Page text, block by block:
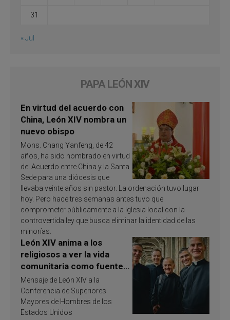
31
« Jul
PAPA LEÓN XIV
En virtud del acuerdo con
China, León XIV nombra un
nuevo obispo
Mons. Chang Yanfeng, de 42
años, ha sido nombrado en virtud
del Acuerdo entre China y la Santa
Sede para una diócesis que
llevaba veinte años sin pastor. La ordenación tuvo lugar
hoy. Pero hace tres semanas antes tuvo que
comprometer públicamente a la Iglesia local con la
controvertida ley que busca eliminar la identidad de las
minorías.
León XIV anima a los
religiosos a ver la vida
comunitaria como fuente
de inspiración y
santificación
Mensaje de León XIV a la
Conferencia de Superiores
Mayores de Hombres de los
Estados Unidos